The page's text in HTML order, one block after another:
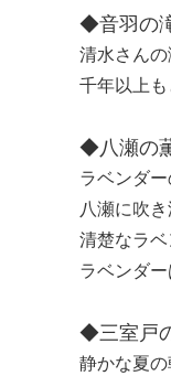
◆音羽の
清水さん
千年以上
◆八瀬の
ラベンダ
八瀬に吹
清楚なラベ
ラベンダ
◆三室戸
静かな夏